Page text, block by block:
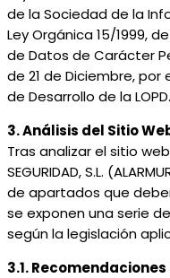
de la Sociedad de la
Ley Orgánica 15/1999,
de Datos de Carácter
de 21 de Diciembre,
de Desarrollo de la LOPD.
3. Análisis del Sitio
Tras analizar el sitio web
SEGURIDAD, S.L.
de apartados que
se exponen una serie
según la legislación
3.1.